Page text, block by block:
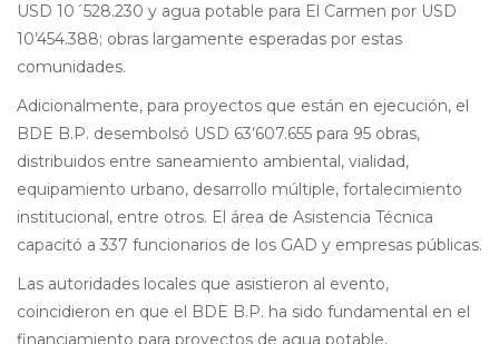
USD 10´528.230 y agua potable para El Carmen por USD
10’454.388; obras largamente esperadas por estas
comunidades.
Adicionalmente, para proyectos que están en ejecución, el
BDE B.P. desembolsó USD 63’607.655 para 95 obras,
distribuidos entre saneamiento ambiental, vialidad,
equipamiento urbano, desarrollo múltiple, fortalecimiento
institucional, entre otros. El área de Asistencia Técnica
capacitó a 337 funcionarios de los GAD y empresas públicas.
Las autoridades locales que asistieron al evento,
coincidieron en que el BDE B.P. ha sido fundamental en el
financiamiento para proyectos de agua potable,